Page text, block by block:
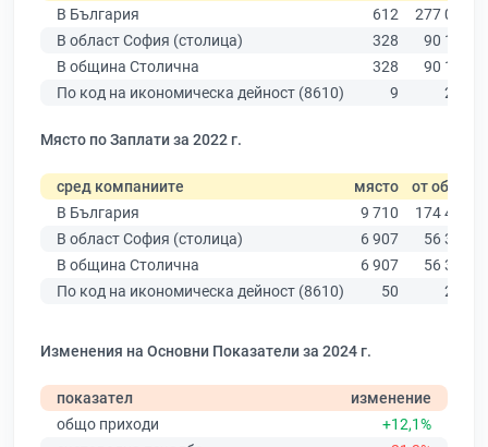
В България 612
277 019
В област София (столица)
328
90 178
В община Столична
328
90 178
По код на икономическа дейност (8610)
9 285
Място по Заплати за 2022 г.
сред компаниите място от общо
В България
9 710
174 403
В област София (столица)
6 907
56 378
В община Столична
6 907
56 378
По код на икономическа дейност (8610)
50 284
Изменения на Основни Показатели за 2024 г.
показател
изменение
общо приходи
+12,1%